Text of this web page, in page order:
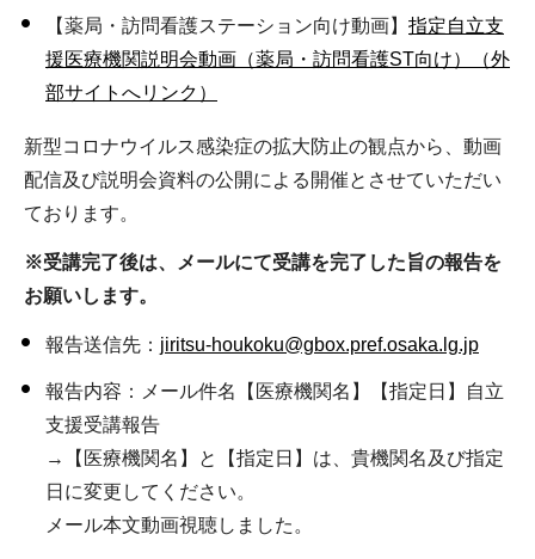
【薬局・訪問看護ステーション向け動画】 指定自立支
援医療機関説明会動画（薬局・訪問看護ST向け）（外
部サイトへリンク）
新型コロナウイルス感染症の拡大防止の観点から、動画
配信及び説明会資料の公開による開催とさせていただい
ております。
※受講完了後は、メールにて受講を完了した旨の報告を
お願いします。
報告送信先： jiritsu-houkoku@gbox.pref.osaka.lg.jp
報告内容：メール件名【医療機関名】【指定日】自立
支援受講報告
→【医療機関名】と【指定日】は、貴機関名及び指定
日に変更してください。
メール本文動画視聴しました。